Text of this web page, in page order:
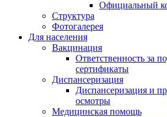
Официальный
Структура
Фотогалерея
Для населения
Вакцинация
Ответственность за
сертификаты
Диспансеризация
Диспансеризация и
осмотры
Медицинская помощь